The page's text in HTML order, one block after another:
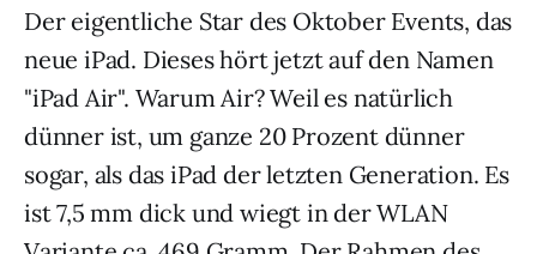
Der eigentliche Star des Oktober Events, das
neue iPad. Dieses hört jetzt auf den Namen
"iPad Air". Warum Air? Weil es natürlich
dünner ist, um ganze 20 Prozent dünner
sogar, als das iPad der letzten Generation. Es
ist 7,5 mm dick und wiegt in der WLAN